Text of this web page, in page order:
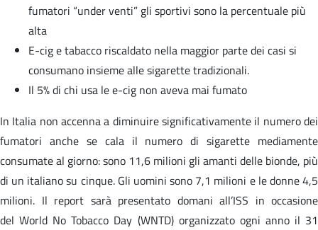
fumatori “under venti” gli sportivi sono la percentuale più
alta
E-cig e tabacco riscaldato nella maggior parte dei casi si
consumano insieme alle sigarette tradizionali.
Il 5% di chi usa le e-cig non aveva mai fumato
In Italia non accenna a diminuire significativamente il numero dei
fumatori anche se cala il numero di sigarette mediamente
consumate al giorno: sono 11,6 milioni gli amanti delle bionde, più
di un italiano su cinque. Gli uomini sono 7,1 milioni e le donne 4,5
milioni. Il report sarà presentato domani all’ISS in occasione
del World No Tobacco Day (WNTD) organizzato ogni anno il 31